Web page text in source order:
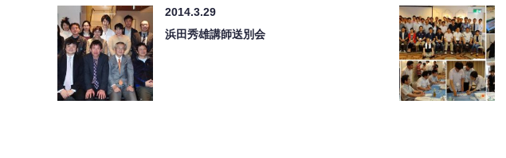
2014.3.29
浜田秀雄講師送別会